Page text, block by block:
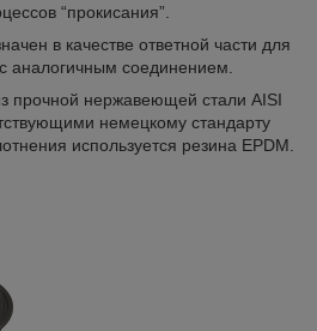
“прокисания”.
в качестве ответной части для
аналогичным соединением.
прочной нержавеющей стали AISI
немецкому стандарту
используется резина EPDM.